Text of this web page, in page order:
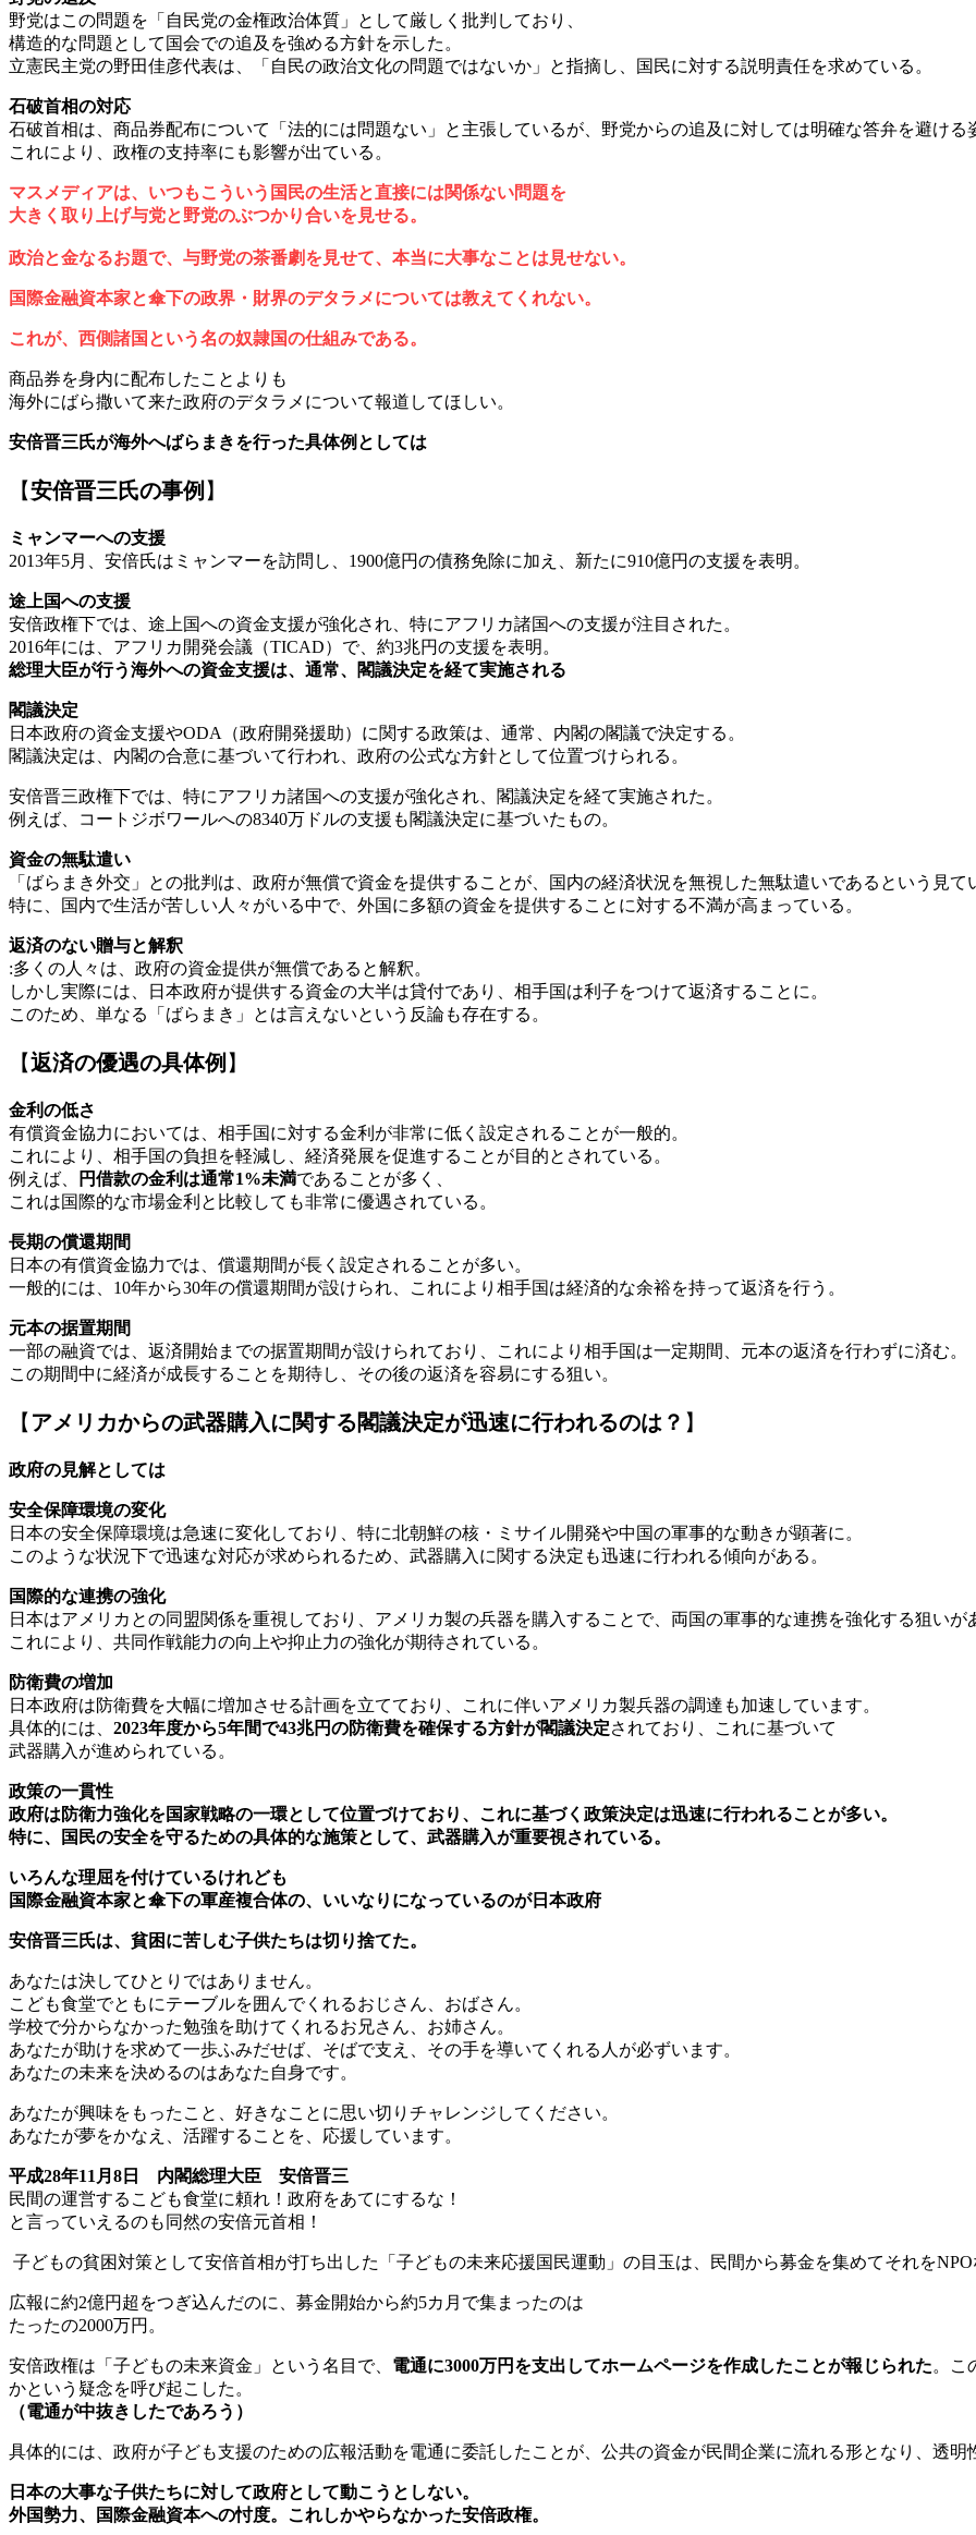
野党はこの問題を「自民党の金権政治体質」として厳しく批判しており、
構造的な問題として国会での追及を強める方針を示した。
立憲民主党の野田佳彦代表は、「自民の政治文化の問題ではないか」と指摘し、国民に対する説明責任を求めている。
石破首相の対応
石破首相は、商品券配布について「法的には問題ない」と主張しているが、野党からの追及に対しては明確な答弁を避ける
これにより、政権の支持率にも影響が出ている。
マスメディアは、いつもこういう国民の生活と直接には関係ない問題を
大きく取り上げ与党と野党のぶつかり合いを見せる。
政治と金なるお題で、与野党の茶番劇を見せて、本当に大事なことは見せない。
国際金融資本家と傘下の政界・財界のデタラメについては教えてくれない。
これが、西側諸国という名の奴隷国の仕組みである。
商品券を身内に配布したことよりも
海外にばら撒いて来た政府のデタラメについて報道してほしい。
安倍晋三氏が海外へばらまきを行った具体例としては
【安倍晋三氏の事例 】
ミャンマーへの支援
2013年5月、安倍氏はミャンマーを訪問し、1900億円の債務免除に加え、新たに910億円の支援を表明。
途上国への支援
安倍政権下では、途上国への資金支援が強化され、特にアフリカ諸国への支援が注目された。
2016年には、アフリカ開発会議（TICAD）で、約3兆円の支援を表明。
総理大臣が行う海外への資金支援は、通常、閣議決定を経て実施される
閣議決定
日本政府の資金支援やODA（政府開発援助）に関する政策は、通常、内閣の閣議で決定する。
閣議決定は、内閣の合意に基づいて行われ、政府の公式な方針として位置づけられる。
安倍晋三政権下では、特にアフリカ諸国への支援が強化され、閣議決定を経て実施された。
例えば、コートジボワールへの8340万ドルの支援も閣議決定に基づいたもの。
資金の無駄遣い
「ばらまき外交」との批判は、政府が無償で資金を提供することが、国内の経済状況を無視した無駄遣いであるという見て
特に、国内で生活が苦しい人々がいる中で、外国に多額の資金を提供することに対する不満が高まっている。
返済のない贈与と解釈
:多くの人々は、政府の資金提供が無償であると解釈。
しかし実際には、日本政府が提供する資金の大半は貸付であり、相手国は利子をつけて返済することに。
このため、単なる「ばらまき」とは言えないという反論も存在する。
【返済の優遇の具体例 】
金利の低さ
有償資金協力においては、相手国に対する金利が非常に低く設定されることが一般的。
これにより、相手国の負担を軽減し、経済発展を促進することが目的とされている。
例えば、
円借款の金利は通常1%未満であることが多く、
これは国際的な市場金利と比較しても非常に優遇されている。
長期の償還期間
日本の有償資金協力では、償還期間が長く設定されることが多い。
一般的には、10年から30年の償還期間が設けられ、これにより相手国は経済的な余裕を持って返済を行う。
元本の据置期間
一部の融資では、返済開始までの据置期間が設けられており、これにより相手国は一定期間、元本の返済を行わずに済む。
この期間中に経済が成長することを期待し、その後の返済を容易にする狙い。
【 アメリカからの武器購入に関する閣議決定が迅速に行われるのは？ 】
政府の見解としては
安全保障環境の変化
日本の安全保障環境は急速に変化しており、特に北朝鮮の核・ミサイル開発や中国の軍事的な動きが顕著に。
このような状況下で迅速な対応が求められるため、武器購入に関する決定も迅速に行われる傾向がある。
国際的な連携の強化
日本はアメリカとの同盟関係を重視しており、アメリカ製の兵器を購入することで、両国の軍事的な連携を強化する狙いが
これにより、共同作戦能力の向上や抑止力の強化が期待されている。
防衛費の増加
日本政府は防衛費を大幅に増加させる計画を立てており、これに伴いアメリカ製兵器の調達も加速しています。
具体的には、 2023年度から5年間で43兆円の防衛費を確保する方針が閣議決定されており、これに基づいて
武器購入が進められている。
政策の一貫性
政府は防衛力強化を国家戦略の一環として位置づけており、これに基づく政策決定は迅速に行われることが多い。
特に、国民の安全を守るための具体的な施策として、武器購入が重要視されている。
いろんな理屈を付けているけれども
国際金融資本家と傘下の軍産複合体の、いいなりになっているのが日本政府
安倍晋三氏は、貧困に苦しむ子供たちは切り捨てた。
あなたは決してひとりではありません。
こども食堂でともにテーブルを囲んでくれるおじさん、おばさん。
学校で分からなかった勉強を助けてくれるお兄さん、お姉さん。
あなたが助けを求めて一歩ふみだせば、そばで支え、その手を導いてくれる人が必ずいます。
あなたの未来を決めるのはあなた自身です。
あなたが興味をもったこと、好きなことに思い切りチャレンジしてください。
あなたが夢をかなえ、活躍することを、応援しています。
平成28年11月8日 内閣総理大臣 安倍晋三
民間の運営するこども食堂に頼れ！政府をあてにするな！
と言っていえるのも同然の安倍元首相！
子どもの貧困対策として安倍首相が打ち出した「子どもの未来応援国民運動」の目玉は、民間から募金を集めてそれを
広報に約2億円超をつぎ込んだのに、募金開始から約5カ月で集まったのは
たったの2000万円。
安倍政権は「子どもの未来資金」という名目で、 電通に3000万円を支出してホームページを作成したことが報じられた。こ
かという疑念を呼び起こした。
（電通が中抜きしたであろう）
具体的には、政府が子ども支援のための広報活動を電通に委託したことが、公共の資金が民間企業に流れる形となり、透
日本の大事な子供たちに対して政府として動こうとしない。
外国勢力、国際金融資本への忖度。これしかやらなかった安倍政権。